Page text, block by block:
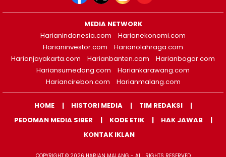
MEDIA NETWORK
Harianindonesia.com
Harianekonomi.com
Harianinvestor.com
Harianolahraga.com
Harianjayakarta.com
Harianbanten.com
Harianbogor.com
Hariansumedang.com
Hariankarawang.com
Hariancirebon.com
Harianmalang.com
HOME HISTORI MEDIA
TIM REDAKSI
PEDOMAN MEDIA SIBER
KODE ETIK
HAK JAWAB
KONTAK IKLAN